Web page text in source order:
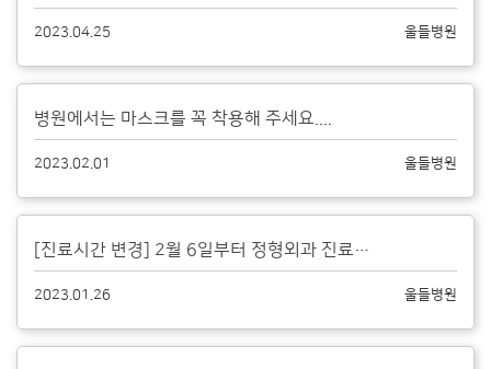
울들병원
2023.04.25
병원에서는 마스크를 꼭 착용해 주세요....
울들병원
2023.02.01
[진료시간 변경] 2월 6일부터 정형외과 진료시간이 변경됩니다....
울들병원
2023.01.26